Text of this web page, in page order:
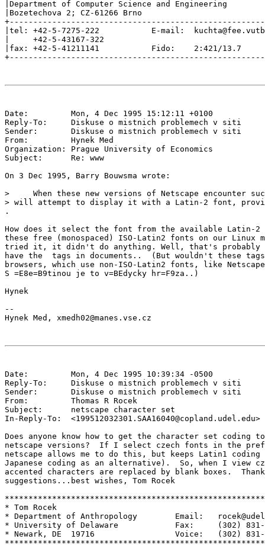
|Department of Computer Science and Engineering
|Bozetechova 2; CZ-61266 Brno
|tel: +42-5-7275-222           E-mail:
|     +42-5-43167-322
|fax: +42-5-41211141           Fido:    2:421/
Date:         Mon, 4 Dec 1995 15:12:11 +0100
Reply-To:     Diskuse o mistnich problemech v siti
Sender:       Diskuse o mistnich problemech v siti
From:         Hynek Med
Organization: Prague University of Economics
Subject:      Re: www
On 3 Dec 1995, Barry Bouwsma wrote:
>     When these new versions of Netscape encounter
> will attempt to display it with a Latin-2 font,
.
How does it select the font from the available Latin-2
these free (monospaced) ISO-Latin2 fonts on our Linux
tried it, it didn't do anything. Well, that's probably
have the
tags in documents..  (But wouldn't these tags
browsers, which use non-ISO-Latin2 fonts, like Netscape
S =E8e=B9tinou je to v=BEdycky hr=F9za..)
Hynek
--
Date:         Mon, 4 Dec 1995 10:39:34 -0500
Reply-To:     Diskuse o mistnich problemech v siti
Sender:       Diskuse o mistnich problemech v siti
From:         Thomas R Rocek
Subject:      netscape character set
In-Reply-To:  <199512032301.SAA16040@copland.udel.edu>
Does anyone know how to get the character set coding
netscape versions?  If I select czech fonts in the
netscape allows me to do this, but keeps Latin1
Japanese coding as an alternative).  So, when I view
accented characters are replaced by blank boxes.
suggestions...best wishes, Tom Rocek
* Tom Rocek
* Department of Anthropology        Email:
* University of Delaware            Fax:     (302) 831-
* Newark, DE  19716                 Voice:   (302) 831-